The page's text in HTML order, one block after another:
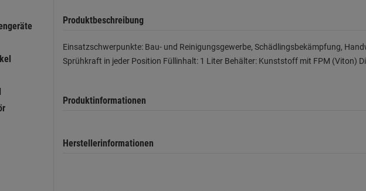
Produktbeschreibung
Einsatzschwerpunkte: Bau- und Reinigungsgewerbe, Schädlingsbekämpfung,
Sprühkraft in jeder Position Füllinhalt: 1 Liter Behälter: Kunststoff mit FPM (Viton)
Produktinformationen
Herstellerinformationen